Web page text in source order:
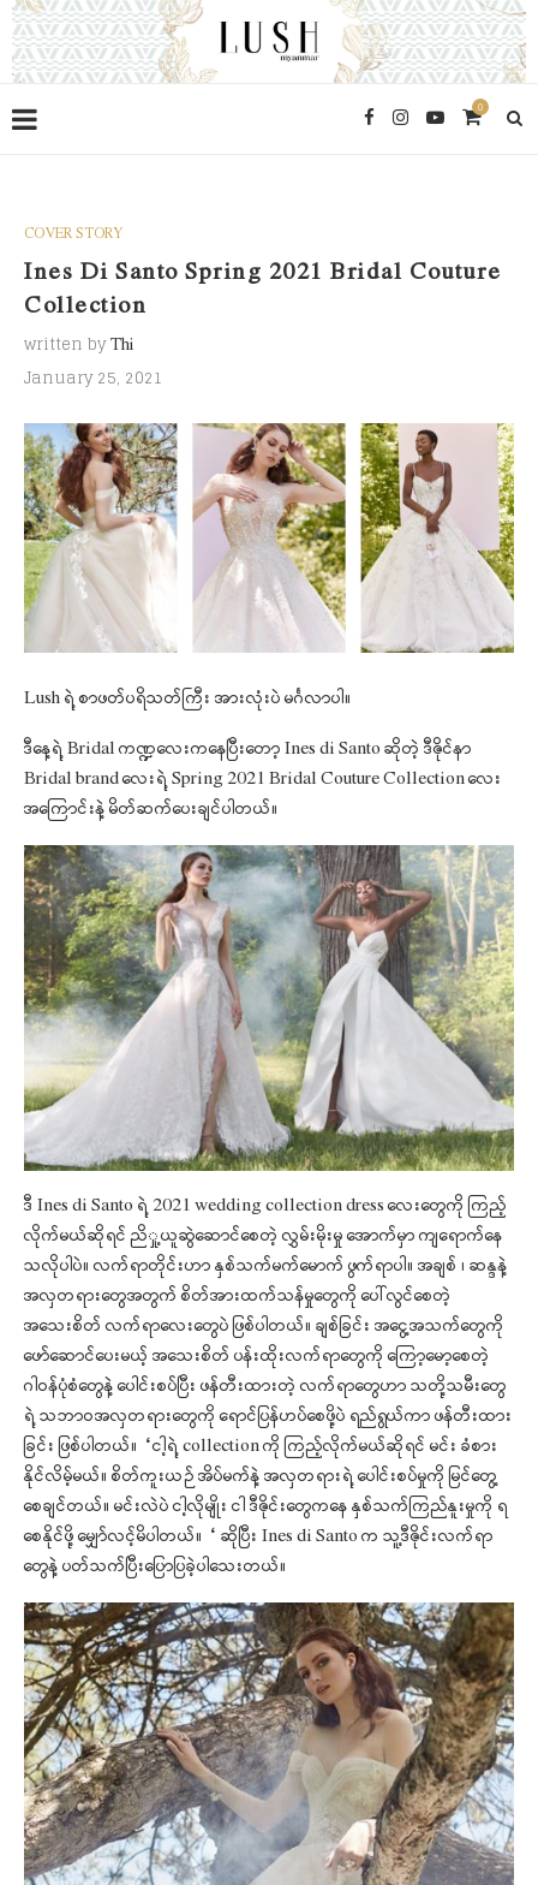
0
COVER STORY
Ines Di Santo Spring 2021 Bridal Couture
Collection
written byThi
January 25, 2021
Lush ရဲ့ စာဖတ်ပရိသတ်ကြီး အားလုံးပဲ မင်္ဂလာပါ။
ဒီနေ့ရဲ့ Bridal ကဏ္ဍလေးကနေပြီးတော့ Ines di Santo ဆိုတဲ့ ဒီဇိုင်နာ
Bridal brand လေးရဲ့ Spring 2021 Bridal Couture Collection လေး
အကြောင်းနဲ့ မိတ်ဆက်ပေးချင်ပါတယ်။
ဒီ Ines di Santo ရဲ့ 2021 wedding collection dress လေးတွေကို ကြည့်
လိုက်မယ်ဆိုရင် ညိှု့ယူဆွဲဆောင်စေတဲ့ လွှမ်းမိုးမှု အောက်မှာ ကျရောက်နေ
သလိုပါပဲ။ လက်ရာတိုင်းဟာ နှစ်သက်မက်မောက် ဖွက်ရာပါ။ အချစ် ၊ ဆန္ဒနဲ့
အလှတရားတွေအတွက် စိတ်အားထက်သန်မှုတွေကို ပေါ်လွင်စေတဲ့
အသေးစိတ် လက်ရာလေးတွေပဲ ဖြစ်ပါတယ်။ ချစ်ခြင်း အငွေ့အသက်တွေကို
ဖော်ဆောင်ပေးမယ့် အသေးစိတ် ပန်းထိုးလက်ရာတွေကို ကြော့မော့စေတဲ့
ဂါဝန်ပုံစံတွေနဲ့ ပေါင်းစပ်ပြီး ဖန်တီးထားတဲ့ လက်ရာတွေဟာ သတို့သမီးတွေ
ရဲ့ သဘာဝအလှတရားတွေကို ရောင်ပြန်ဟပ်စေဖို့ပဲ ရည်ရွယ်ကာ ဖန်တီးထား
ခြင်း ဖြစ်ပါတယ်။ “ငါ့ရဲ့ collection ကို ကြည့်လိုက်မယ်ဆိုရင် မင်း ခံစား
နိုင်လိမ့်မယ်။ စိတ်ကူးယဉ် အိပ်မက်နဲ့ အလှတရားရဲ့ ပေါင်းစပ်မှုကို မြင်တွေ့
စေချင်တယ်။ မင်းလဲပဲ ငါ့လိုမျိုး ငါ ဒီဇိုင်းတွေကနေ နှစ်သက်ကြည်နူးမှုကို ရ
စေနိုင်ဖို့ မျှော်လင့်မိပါတယ်။ “ ဆိုပြီး Ines di Santo က သူ့ဒီဇိုင်းလက်ရာ
တွေနဲ့ ပတ်သက်ပြီးပြောပြခဲ့ပါသေးတယ်။